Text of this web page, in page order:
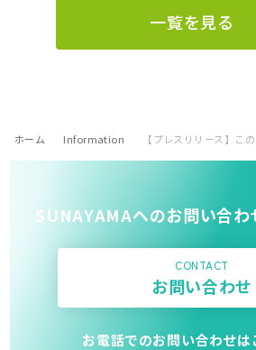
一覧を見る
ホーム Information 【プレスリリース】こ
SUNAYAMAへのお問い合わ
CONTACT
お問い合わせ
お電話でのお問い合わせは